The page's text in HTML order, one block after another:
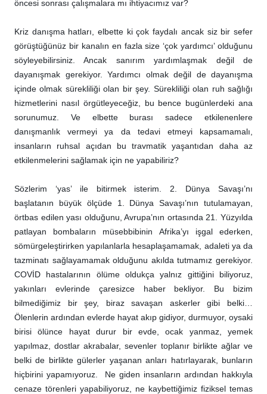
öncesi sonrası çalışmalara mı ihtiyacımız var?
Kriz danışma hatları, elbette ki çok faydalı ancak siz bir sefer
görüştüğünüz bir kanalın en fazla size ‘çok yardımcı’ olduğunu
söyleyebilirsiniz. Ancak sanırım yardımlaşmak değil de
dayanışmak gerekiyor. Yardımcı olmak değil de dayanışma
içinde olmak sürekliliği olan bir şey. Sürekliliği olan ruh sağlığı
hizmetlerini nasıl örgütleyeceğiz, bu bence bugünlerdeki ana
sorunumuz. Ve elbette burası sadece etkilenenlere
danışmanlık vermeyi ya da tedavi etmeyi kapsamamalı,
insanların ruhsal açıdan bu travmatik yaşantıdan daha az
etkilenmelerini sağlamak için ne yapabiliriz?
Sözlerim ‘yas’ ile bitirmek isterim. 2. Dünya Savaşı’nı
başlatanın büyük ölçüde 1. Dünya Savaşı’nın tutulamayan,
örtbas edilen yası olduğunu, Avrupa’nın ortasında 21. Yüzyılda
patlayan bombaların müsebbibinin Afrika’yı işgal ederken,
sömürgeleştirirken yapılanlarla hesaplaşamamak, adaleti ya da
tazminatı sağlayamamak olduğunu akılda tutmamız gerekiyor.
COVİD hastalarının ölüme oldukça yalnız gittiğini biliyoruz,
yakınları evlerinde çaresizce haber bekliyor. Bu bizim
bilmediğimiz bir şey, biraz savaşan askerler gibi belki…
Ölenlerin ardından evlerde hayat akıp gidiyor, durmuyor, oysaki
birisi ölünce hayat durur bir evde, ocak yanmaz, yemek
yapılmaz, dostlar akrabalar, sevenler toplanır birlikte ağlar ve
belki de birlikte gülerler yaşanan anları hatırlayarak, bunların
hiçbirini yapamıyoruz. Ne giden insanların ardından hakkıyla
cenaze törenleri yapabiliyoruz, ne kaybettiğimiz fiziksel temas